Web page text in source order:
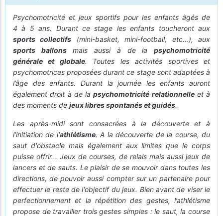
Psychomotricité et jeux sportifs pour les enfants âgés de
4 à 5 ans. Durant ce stage les enfants toucheront aux
sports collectifs (mini-basket, mini-football, etc…), aux
sports ballonsmais aussi à de lapsychomotricité
générale et globale. Toutes les activités sportives et
psychomotrices proposées durant ce stage sont adaptées à
l’âge des enfants. Durant la journée les enfants auront
également droit à de lapsychomotricité relationnelleet à
des moments de jeux libres spontanés et guidés.
Les après-midi sont consacrées à la découverte et à
l'initiation de l'athlétisme. A la découverte de la course, du
saut d'obstacle mais également aux limites que le corps
puisse offrir... Jeux de courses, de relais mais aussi jeux de
lancers et de sauts. Le plaisir de se mouvoir dans toutes les
directions, de pouvoir aussi compter sur un partenaire pour
effectuer le reste de l'objectif du jeux. Bien avant de viser le
perfectionnement et la répétition des gestes, l’athlétisme
propose de travailler trois gestes simples : le saut, la course